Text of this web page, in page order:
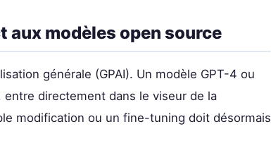
aux modèles open source
générale (GPAI). Un modèle GPT-4 ou
entre directement dans le viseur de la
modification ou un fine-tuning doit désormais